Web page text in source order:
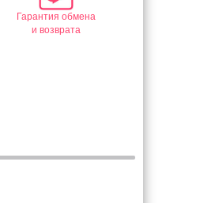
Гарантия обмена
и возврата